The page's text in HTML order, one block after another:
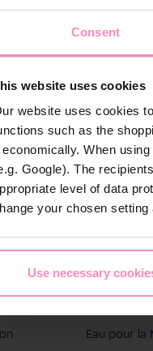
Consent
website uses cookies
website uses cookies
such as the
economically. When
Google). The
level of data
your chosen
Use necessary
Eau pour la